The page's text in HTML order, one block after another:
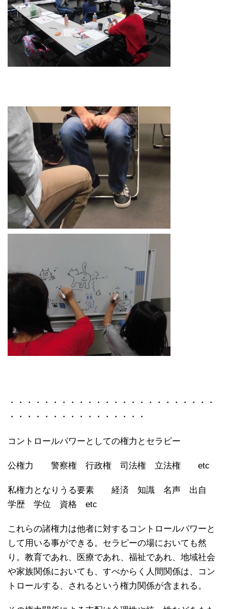
・・・・・・・・・・・・・・・・・・・・・・・・
・・・・・・・・・・・・・・・・
コントロールパワーとしての権力とセラピー
公権力 警察権 行政権 司法権 立法権 etc
私権力となりうる要素 経済 知識 名声 出自
学歴 学位 資格 etc
これらの諸権力は他者に対するコントロールパワーと
して用いる事ができる。セラピーの場においても然
り。教育であれ、医療であれ、福祉であれ、地域社会
や家族関係においても、すべからく人間関係は、コン
トロールする、されるという権力関係が含まれる。